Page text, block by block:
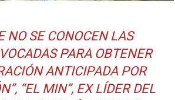
NO SE CONOCEN LAS
PARA OBTENER
ANTICIPADA POR
“EL MIN”, EX LÍDER DEL